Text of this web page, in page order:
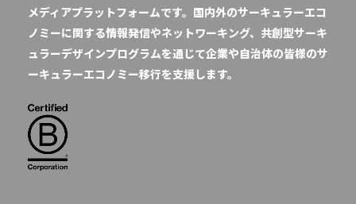
メディアプラットフォームです。国内外のサーキュラーエコ
ノミーに関する情報発信やネットワーキング、共創型サーキ
ュラーデザインプログラムを通じて企業や自治体の皆様のサ
ーキュラーエコノミー移行を支援します。